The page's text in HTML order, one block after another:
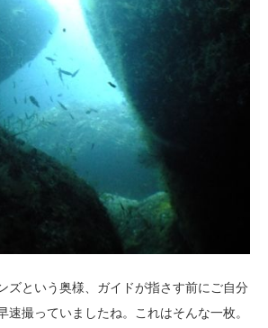
ズという奥様、ガイドが指さす前にご自分
速撮っていましたね。これはそんな一枚。